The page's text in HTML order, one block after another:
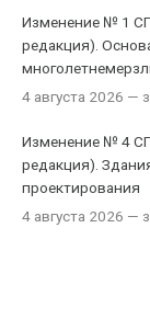
Изменение № 1
редакция).
4 августа 2026 —
Изменение № 4
редакция).
проектирования
4 августа 2026 —